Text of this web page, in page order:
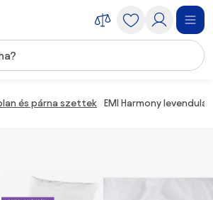
és párna szettek EMI Harmony